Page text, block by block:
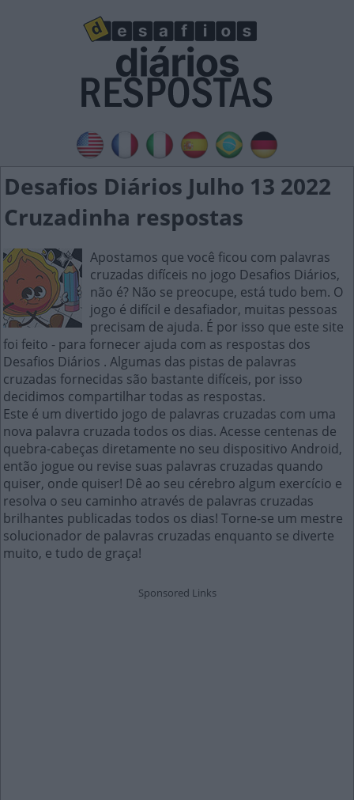
Desafios Diários Julho 13 2022
Cruzadinha respostas
Apostamos que você ficou com palavras
cruzadas difíceis no jogo Desafios Diários,
não é? Não se preocupe, está tudo bem. O
jogo é difícil e desafiador, muitas pessoas
precisam de ajuda. É por isso que este site
foi feito - para fornecer ajuda com as respostas dos
Desafios Diários . Algumas das pistas de palavras
cruzadas fornecidas são bastante difíceis, por isso
decidimos compartilhar todas as respostas.
Este é um divertido jogo de palavras cruzadas com uma
nova palavra cruzada todos os dias. Acesse centenas de
quebra-cabeças diretamente no seu dispositivo Android,
então jogue ou revise suas palavras cruzadas quando
quiser, onde quiser! Dê ao seu cérebro algum exercício e
resolva o seu caminho através de palavras cruzadas
brilhantes publicadas todos os dias! Torne-se um mestre
solucionador de palavras cruzadas enquanto se diverte
muito, e tudo de graça!